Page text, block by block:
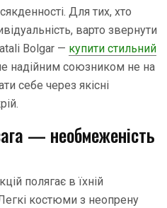
Для тих, хто
варто звернути
Bolgar — купити стильний
надійним союзником не на
себе через якісні
— необмеженість
полягає в їхній
костюми з неопрену